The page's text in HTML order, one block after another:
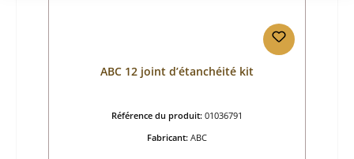
ABC 12 joint d’étanchéité kit
Référence du produit: 01036791
Fabricant: ABC